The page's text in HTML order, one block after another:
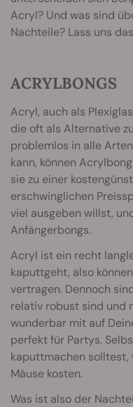
Acryl? Und was sind
Nachteile? Lass uns
ACRYLBONGS
Acryl, auch als
die oft als Alternative
problemlos in alle
kann, können
sie zu einer
erschwinglichen
viel ausgeben willst,
Anfängerbongs.
Acryl ist ein recht
kaputtgeht, also
vertragen. Dennoch
relativ robust sind und
wunderbar mit auf
perfekt für Partys.
kaputtmachen solltest,
Mäuse kosten.
Was ist also der